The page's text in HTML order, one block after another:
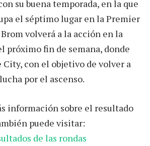
su buena temporada, en la que
el séptimo lugar en la Premier
volverá a la acción en la
próximo fin de semana, donde
con el objetivo de volver a
por el ascenso.
información sobre el resultado
puede visitar:
de las rondas